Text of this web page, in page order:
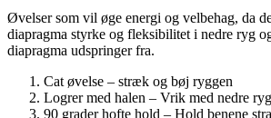
Øvelser som vil øge energi og velbehag, da
diapragma styrke og fleksibilitet i nedre ryg
diapragma udspringer fra.
Cat øvelse – stræk og bøj ryggen
Logrer med halen – Vrik med nedre
90 grader hofte hold – Hold benene